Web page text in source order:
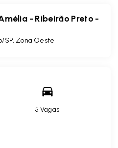
- Ribeirão Preto -
SP, Zona Oeste
5 Vagas